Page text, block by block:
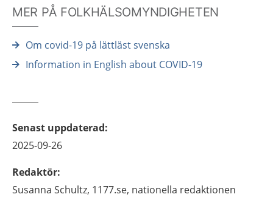
MER PÅ FOLKHÄLSOMYNDIGHETEN
Om covid-19 på lättläst svenska
Information in English about COVID-19
Senast uppdaterad:
2025-09-26
Redaktör:
Susanna Schultz, 1177.se, nationella redaktionen